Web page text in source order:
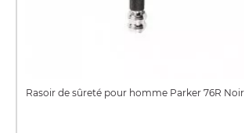
Rasoir de sûreté pour homme Parker 76R Noir